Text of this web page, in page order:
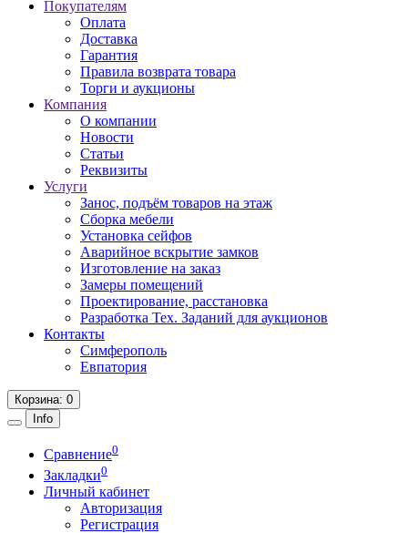
Покупателям
Оплата
Доставка
Гарантия
Правила возврата товара
Торги и аукционы
Компания
О компании
Новости
Статьи
Реквизиты
Услуги
Занос, подъём товаров на этаж
Сборка мебели
Установка сейфов
Аварийное вскрытие замков
Изготовление на заказ
Замеры помещений
Проектирование, расстановка
Разработка Тех. Заданий для аукционов
Контакты
Симферополь
Евпатория
Корзина: 0
Info
Сравнение0
Закладки0
Личный кабинет
Авторизация
Регистрация